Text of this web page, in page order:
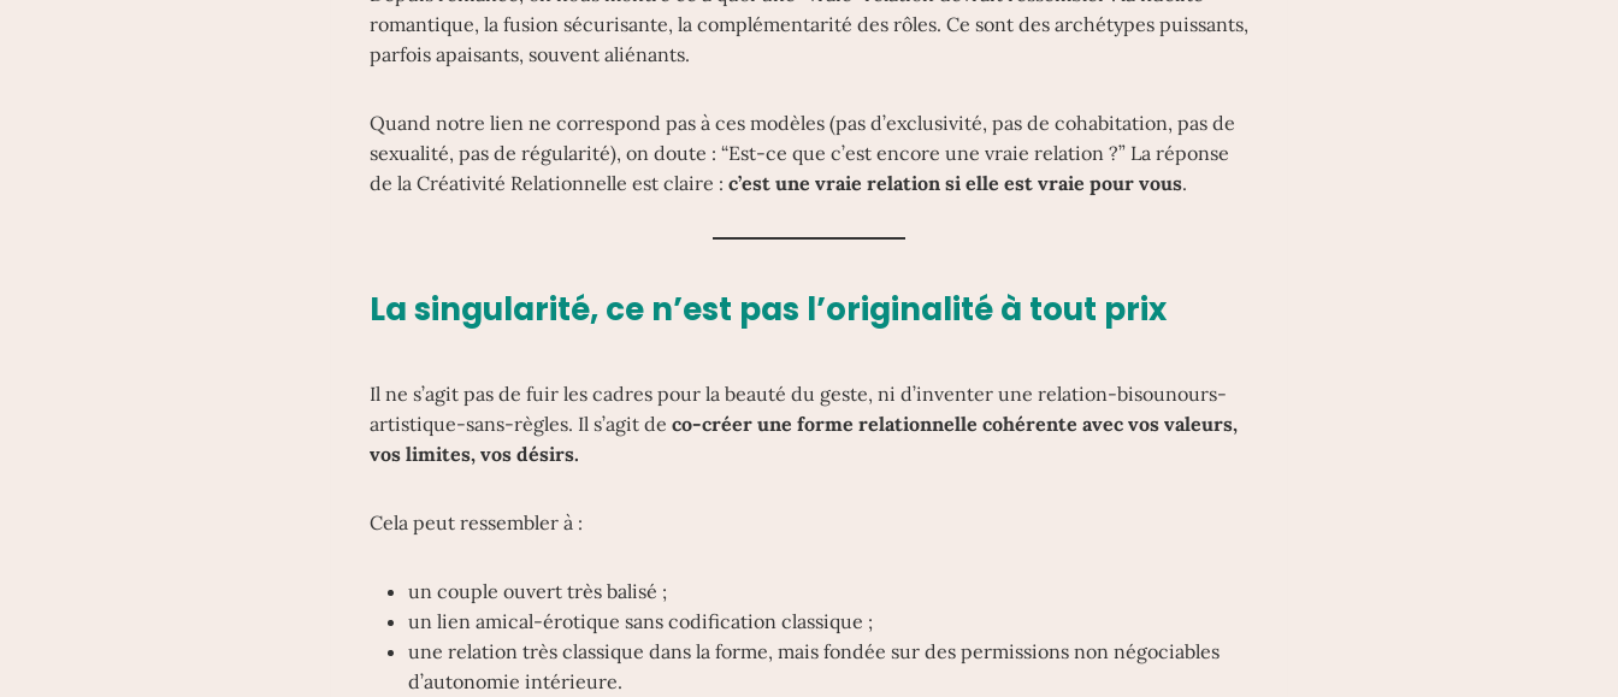
romantique, la fusion sécurisante, la complémentarité des rôles. Ce sont des archétypes puissants,
parfois apaisants, souvent aliénants.
Quand notre lien ne correspond pas à ces modèles (pas d’exclusivité, pas de cohabitation, pas de
sexualité, pas de régularité), on doute : “Est-ce que c’est encore une vraie relation ?” La réponse
de la Créativité Relationnelle est claire : c’est une vraie relation si elle est vraie pour vous.
La singularité, ce n’est pas l’originalité à tout prix
Il ne s’agit pas de fuir les cadres pour la beauté du geste, ni d’inventer une relation-bisounours-
artistique-sans-règles. Il s’agit de co-créer une forme relationnelle cohérente avec vos valeurs,
vos limites, vos désirs.
Cela peut ressembler à :
un couple ouvert très balisé ;
un lien amical-érotique sans codification classique ;
une relation très classique dans la forme, mais fondée sur des permissions non négociables
d’autonomie intérieure.